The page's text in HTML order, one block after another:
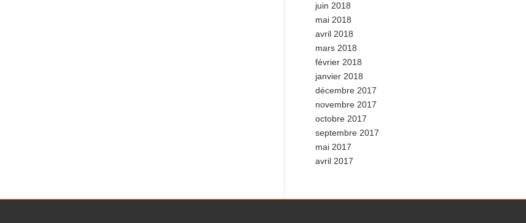
juin 2018
mai 2018
avril 2018
mars 2018
février 2018
janvier 2018
décembre 2017
novembre 2017
octobre 2017
septembre 2017
mai 2017
avril 2017